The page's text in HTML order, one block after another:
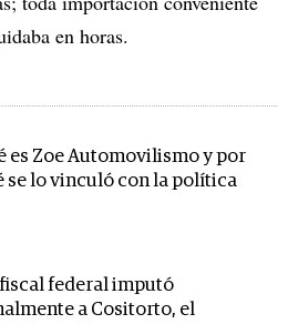
en horas.
es Zoe Automovilismo y por
se lo vinculó con la política
federal imputó
a Cositorto, el